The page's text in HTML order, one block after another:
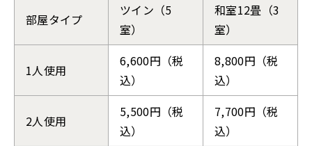
部屋タイプ
ツイン（5
室）
和室12畳（3
室）
1人使用
6,600円（税
込）
8,800円（税
込）
2人使用
5,500円（税
込）
7,700円（税
込）